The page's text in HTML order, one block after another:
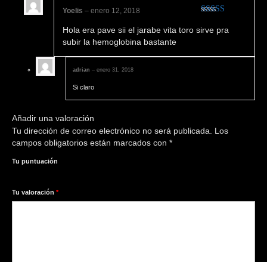
5de 5
Yoelis – enero 12, 2018
Hola era pave sii el jarabe vita toro sirve pra
subir la hemoglobina bastante
adrian – enero 31, 2018
Si claro
Añadir una valoración
Tu dirección de correo electrónico no será publicada.
Los
campos obligatorios están marcados con *
Tu puntuación
Tu valoración *